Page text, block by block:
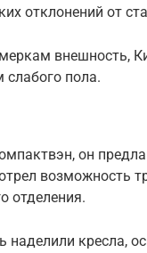
отклонений от
внешность,
слабого пола.
он
возможность
отделения.
наделили кресла,